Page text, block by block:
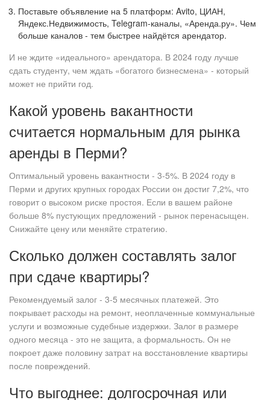
Поставьте объявление на 5 платформ: Avito, ЦИАН,
Яндекс.Недвижимость, Telegram-каналы, «Аренда.ру». Чем
больше каналов - тем быстрее найдётся арендатор.
И не ждите «идеального» арендатора. В 2024 году лучше
сдать студенту, чем ждать «богатого бизнесмена» - который
может не прийти год.
Какой уровень вакантности
считается нормальным для рынка
аренды в Перми?
Оптимальный уровень вакантности - 3-5%. В 2024 году в
Перми и других крупных городах России он достиг 7,2%, что
говорит о высоком риске простоя. Если в вашем районе
больше 8% пустующих предложений - рынок перенасыщен.
Снижайте цену или меняйте стратегию.
Сколько должен составлять залог
при сдаче квартиры?
Рекомендуемый залог - 3-5 месячных платежей. Это
покрывает расходы на ремонт, неоплаченные коммунальные
услуги и возможные судебные издержки. Залог в размере
одного месяца - это не защита, а формальность. Он не
покроет даже половину затрат на восстановление квартиры
после повреждений.
Что выгоднее: долгосрочная или